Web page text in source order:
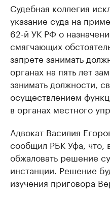
Судебная коллегия
указание суда на
62-й УК РФ о
смягчающих
запрете занимать
органах на пять лет
занимать должности,
осуществлением
в органах местного
Адвокат Василия
сообщил РБК Уфа, что,
обжаловать решение
инстанции. Решение
изучения приговора